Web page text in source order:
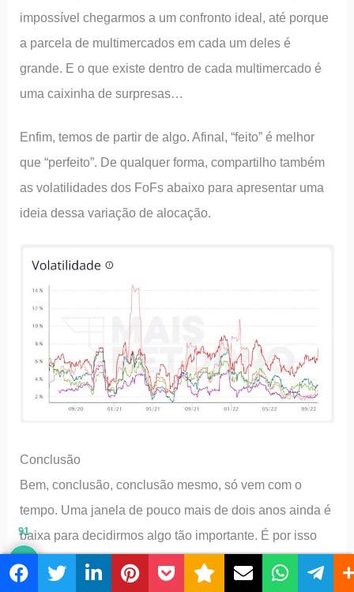
impossível chegarmos a um confronto ideal, até porque
a parcela de multimercados em cada um deles é
grande. E o que existe dentro de cada multimercado é
uma caixinha de surpresas…
Enfim, temos de partir de algo. Afinal, “feito” é melhor
que “perfeito”. De qualquer forma, compartilho também
as volatilidades dos FoFs abaixo para apresentar uma
ideia dessa variação de alocação.
Conclusão
Bem, conclusão, conclusão mesmo, só vem com o
tempo. Uma janela de pouco mais de dois anos ainda é
baixa para decidirmos algo tão importante. É por isso
que meus movimentos ocorrem aos poucos, sempre
observando as tendências que analiso mensalmente.
91